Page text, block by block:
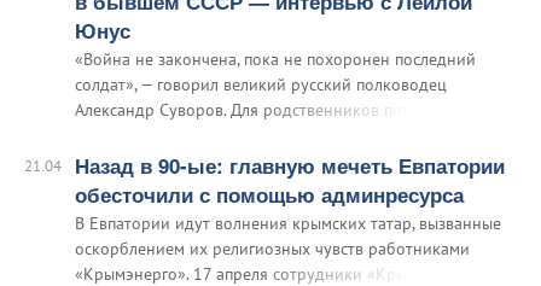
межнациональных проблем.
Юнус
«Война не закончена, пока не похоронен последний
солдат», — говорил великий русский полководец
Александр Суворов. Для родственников погибших героев
тех пор, пока не знают, где их близкие похоронены.
Проблему поиска воинских захоронений усугубили
распад Советского Союза и крах социалистического
блока.
21.04
Назад в 90-ые: главную мечеть Евпатории
обесточили с помощью админресурса
В Евпатории идут волнения крымских татар, вызванные
оскорблением их религиозных чувств работниками
«Крымэнерго». 17 апреля сотрудники «Крымэнерго»